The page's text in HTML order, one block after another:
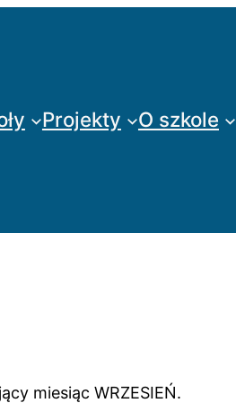
Projekty O szkole
miesiąc WRZESIEŃ.